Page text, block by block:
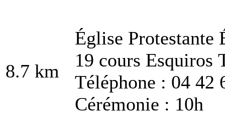
8.7 km
Église Protestante
19 cours Esquiros
Téléphone : 04 42
Cérémonie : 10h